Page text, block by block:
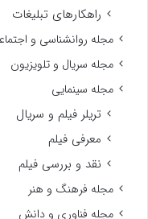
راهکارهای تبلیغات
مجله روانشناسی و
مجله سریال و تلویزیون
مجله سینمایی
تریلر فیلم و سریال
معرفی فیلم
نقد و بررسی فیلم
مجله فرهنگ و هنر
مجله فناوری و دانش